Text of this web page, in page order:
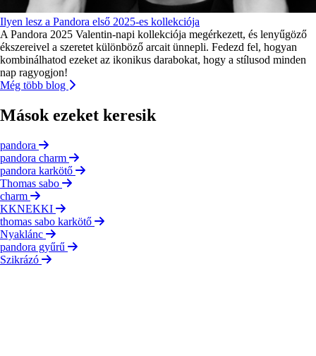
Ilyen lesz a Pandora első 2025-es kollekciója
A Pandora 2025 Valentin-napi kollekciója megérkezett, és lenyűgöző
ékszereivel a szeretet különböző arcait ünnepli. Fedezd fel, hogyan
kombinálhatod ezeket az ikonikus darabokat, hogy a stílusod minden
nap ragyogjon!
Még több blog
Mások ezeket keresik
pandora
pandora charm
pandora karkötő
Thomas sabo
charm
KKNEKKI
thomas sabo karkötő
Nyaklánc
pandora gyűrű
Szikrázó